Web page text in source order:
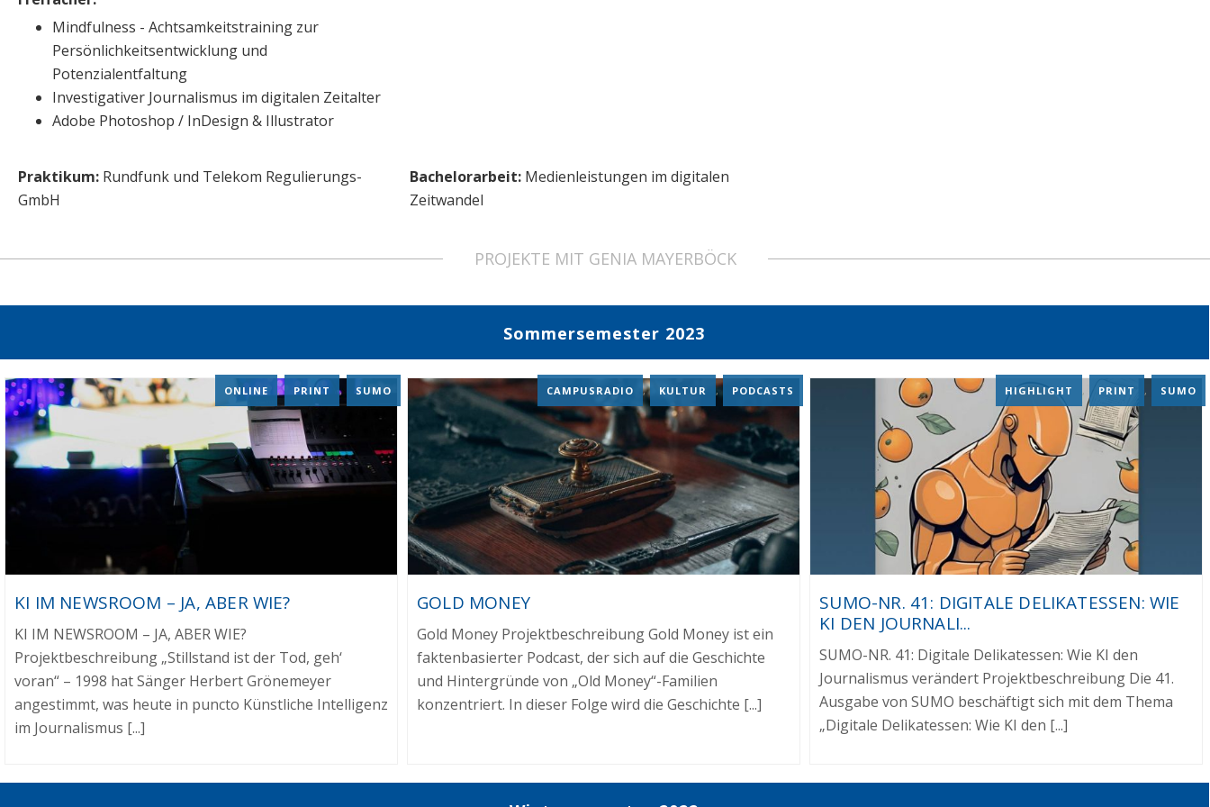
Mindfulness - Achtsamkeitstraining zur
Persönlichkeitsentwicklung und
Potenzialentfaltung
Investigativer Journalismus im digitalen Zeitalter
Adobe Photoshop / InDesign & Illustrator
Praktikum: Rundfunk und Telekom Regulierungs-
GmbH
Bachelorarbeit:Medienleistungen im digitalen
Zeitwandel
PROJEKTE MIT GENIA MAYERBÖCK
Sommersemester 2023
KI IM NEWSROOM – JA, ABER WIE?
ONLINE , PRINT , SUMO
KI IM NEWSROOM – JA, ABER WIE?
Projektbeschreibung „Stillstand ist der Tod, geh‘
voran“ – 1998 hat Sänger Herbert Grönemeyer
angestimmt, was heute in puncto Künstliche Intelligenz
im Journalismus [...]
GOLD MONEY
CAMPUSRADIO , KULTUR , PODCASTS
Gold Money Projektbeschreibung Gold Money ist ein
faktenbasierter Podcast, der sich auf die Geschichte
und Hintergründe von „Old Money“-Familien
konzentriert. In dieser Folge wird die Geschichte [...]
SUMO-NR. 41: DIGITALE DELIKATESSEN: WIE
KI DEN JOURNALI...
HIGHLIGHT , PRINT , SUMO
SUMO-NR. 41: Digitale Delikatessen: Wie KI den
Journalismus verändert Projektbeschreibung Die 41.
Ausgabe von SUMO beschäftigt sich mit dem Thema
„Digitale Delikatessen: Wie KI den [...]